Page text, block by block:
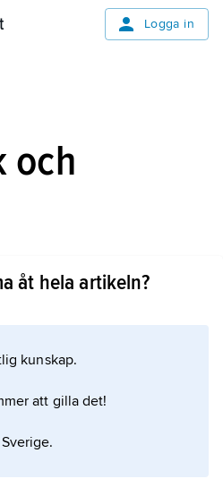
Logga in
och
också många
åt hela artikeln?
kunskap.
att gilla det!